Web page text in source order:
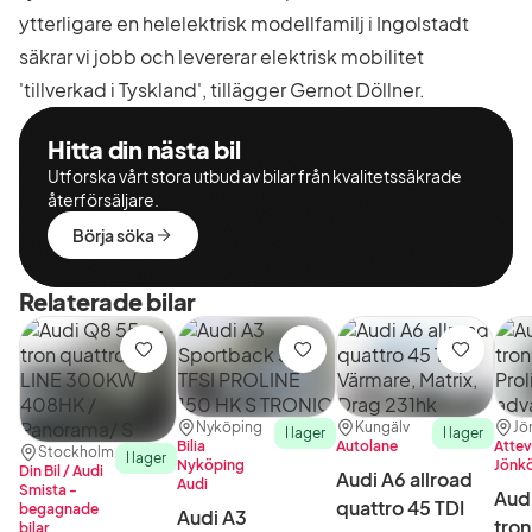
ytterligare en helelektrisk modellfamilj i Ingolstadt
säkrar vi jobb och levererar elektrisk mobilitet
'tillverkad i Tyskland', tillägger Gernot Döllner.
Hitta din nästa bil
Utforska vårt stora utbud av bilar från kvalitetssäkrade
återförsäljare.
Börja söka
Relaterade bilar
Plats:
Stockholm
Återförsäljare:
Din Bil / Audi
Smista -
begagnade
bilar
I lager
Spara
Plats:
Nyköping
Återförsäljare:
Bilia
Nyköping
Audi
I lager
Audi A3
Spara
Plats:Kungälv
Återförsäljare:
Autolane
I lager
Audi A6 allroad
quattro 45 TDI
Spara